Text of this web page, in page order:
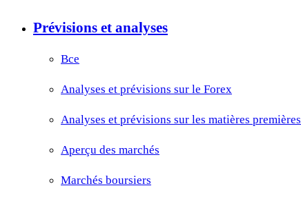
Prévisions et analyses
Все
Analyses et prévisions sur le Forex
Analyses et prévisions sur les matières premières
Aperçu des marchés
Marchés boursiers